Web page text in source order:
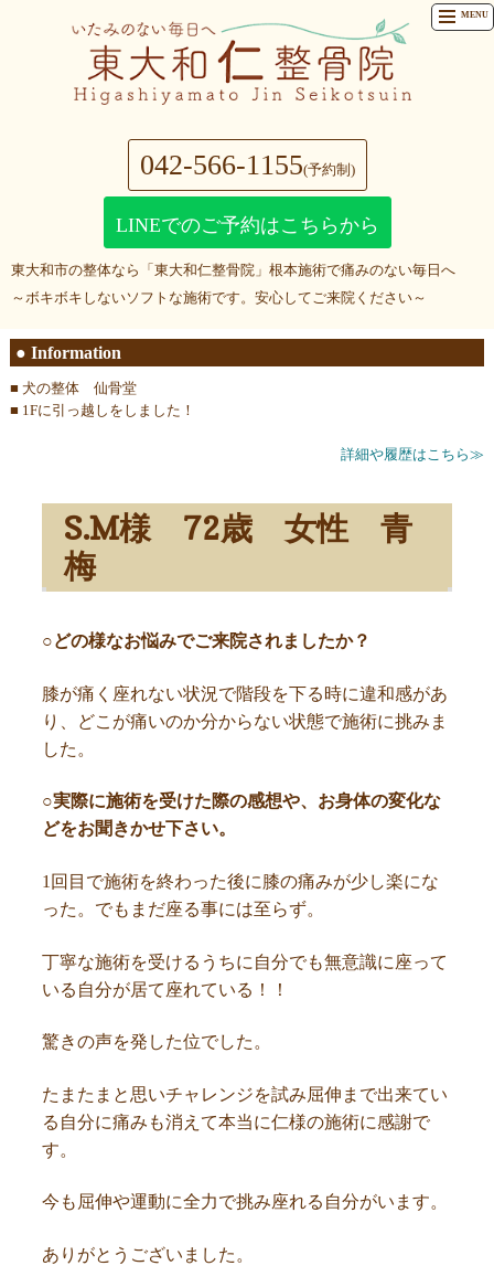
042-566-1155(予約制)
LINEでのご予約はこちらから
東大和市の整体なら「東大和仁整骨院」根本施術で痛みのない毎日へ
～ボキボキしないソフトな施術です。安心してご来院ください～
● Information
■ 犬の整体 仙骨堂
■ 1Fに引っ越しをしました！
詳細や履歴はこちら≫
MENU
S.M様 72歳 女性 青
梅
○どの様なお悩みでご来院されましたか？
膝が痛く座れない状況で階段を下る時に違和感があ
り、どこが痛いのか分からない状態で施術に挑みま
した。
○実際に施術を受けた際の感想や、お身体の変化な
どをお聞きかせ下さい。
1回目で施術を終わった後に膝の痛みが少し楽にな
った。でもまだ座る事には至らず。
丁寧な施術を受けるうちに自分でも無意識に座って
いる自分が居て座れている！！
驚きの声を発した位でした。
たまたまと思いチャレンジを試み屈伸まで出来てい
る自分に痛みも消えて本当に仁様の施術に感謝で
す。
今も屈伸や運動に全力で挑み座れる自分がいます。
ありがとうございました。